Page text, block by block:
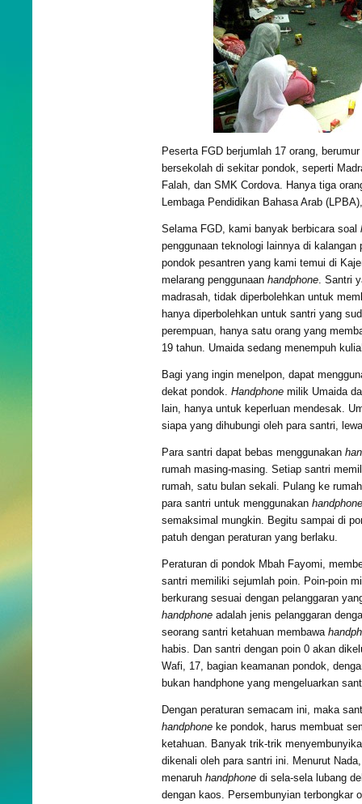
Peserta FGD berjumlah 17 orang,
bersekolah di sekitar pondok, seperti
Falah, dan SMK Cordova. Hanya tiga
Lembaga Pendidikan Bahasa Arab
Selama FGD, kami banyak berbicara soal
penggunaan teknologi lainnya di
pondok pesantren yang kami temui di
melarang penggunaan handphone . Santri
madrasah, tidak diperbolehkan untuk
hanya diperbolehkan untuk santri yang
perempuan, hanya satu orang yang
19 tahun. Umaida sedang menempuh
Bagi yang ingin menelpon, dapat
dekat pondok. Handphone milik Umaida
lain, hanya untuk keperluan mendesak.
siapa yang dihubungi oleh para santri,
Para santri dapat bebas menggunakan
rumah masing-masing. Setiap santri
rumah, satu bulan sekali. Pulang ke
para santri untuk menggunakan handphone
semaksimal mungkin. Begitu sampai di
patuh dengan peraturan yang berlaku.
Peraturan di pondok Mbah Fayomi,
santri memiliki sejumlah poin. Poin-poin
berkurang sesuai dengan pelanggaran
handphone adalah jenis pelanggaran
seorang santri ketahuan membawa
habis. Dan santri dengan poin 0 akan
Wafi, 17, bagian keamanan pondok,
bukan handphone yang mengeluarkan
Dengan peraturan semacam ini, maka
handphone ke pondok, harus membuat
ketahuan. Banyak trik-trik
dikenali oleh para santri ini. Menurut
menaruh handphone di sela-sela lubang
dengan kaos. Persembunyian terbongkar